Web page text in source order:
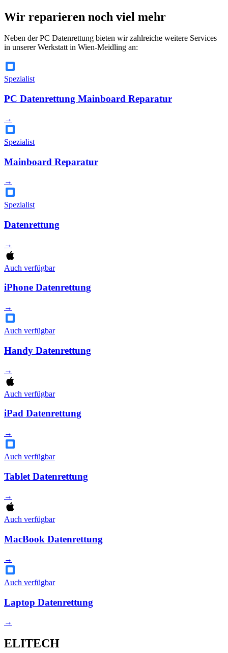
Wir reparieren noch viel mehr
Neben der PC Datenrettung bieten wir zahlreiche weitere Services
in unserer Werkstatt in Wien-Meidling an:
Spezialist
PC Datenrettung Mainboard Reparatur
→
Spezialist
Mainboard Reparatur
→
Spezialist
Datenrettung
→
Auch verfügbar
iPhone Datenrettung
→
Auch verfügbar
Handy Datenrettung
→
Auch verfügbar
iPad Datenrettung
→
Auch verfügbar
Tablet Datenrettung
→
Auch verfügbar
MacBook Datenrettung
→
Auch verfügbar
Laptop Datenrettung
→
ELITECH